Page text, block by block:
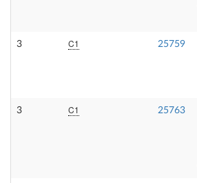
3 C1 25759
3 C1 25763